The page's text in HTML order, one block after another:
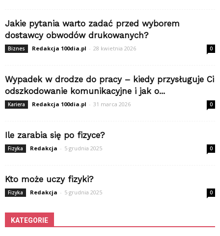
Jakie pytania warto zadać przed wyborem
dostawcy obwodów drukowanych?
Biznes Redakcja 100dia.pl - 28 kwietnia 2026 0
Wypadek w drodze do pracy – kiedy przysługuje Ci
odszkodowanie komunikacyjne i jak o...
Kariera Redakcja 100dia.pl - 31 marca 2026 0
Ile zarabia się po fizyce?
Fizyka Redakcja - 5 grudnia 2025 0
Kto może uczy fizyki?
Fizyka Redakcja - 5 grudnia 2025 0
KATEGORIE